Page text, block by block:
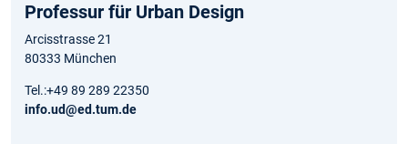
Professur für Urban Design
Arcisstrasse 21
80333 München
Tel.:+49 89 289 22350
info.ud@ed.tum.de